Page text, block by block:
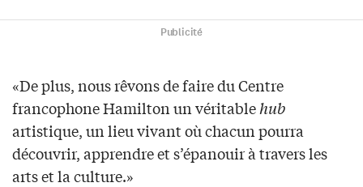
Publicité
«De plus, nous rêvons de faire du Centre
francophone Hamilton un véritablehub
artistique, un lieu vivant où chacun pourra
découvrir, apprendre et s’épanouir à travers les
arts et la culture.»